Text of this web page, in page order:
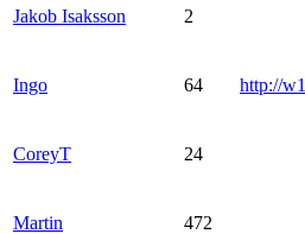
Jakob Isaksson 2
Ingo 64 http://
CoreyT 24
Martin 472